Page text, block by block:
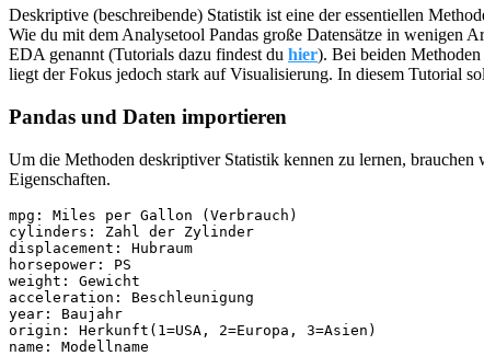
Deskriptive (beschreibende) Statistik ist eine der essentiellen
Wie du mit dem Analysetool Pandas große Datensätze in wenigen
EDA genannt (Tutorials dazu findest du hier). Bei beiden
liegt der Fokus jedoch stark auf Visualisierung. In diesem Tutorial
Pandas und Daten importieren
Um die Methoden deskriptiver Statistik kennen zu lernen,
Eigenschaften.
mpg: Miles per Gallon (Verbrauch)
cylinders: Zahl der Zylinder
displacement: Hubraum
horsepower: PS
weight: Gewicht
acceleration: Beschleunigung
year: Baujahr
origin: Herkunft(1=USA, 2=Europa, 3=Asien)
name: Modellname